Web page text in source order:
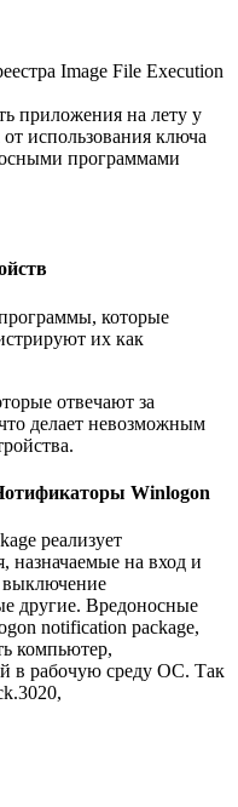
Image File Execution
приложения на лету у
использования ключа
программами
которые
их как
отвечают за
делает невозможным
Winlogon
реализует
назначаемые на вход и
выключение
другие. Вредоносные
notification package,
компьютер,
в рабочую среду ОС. Так